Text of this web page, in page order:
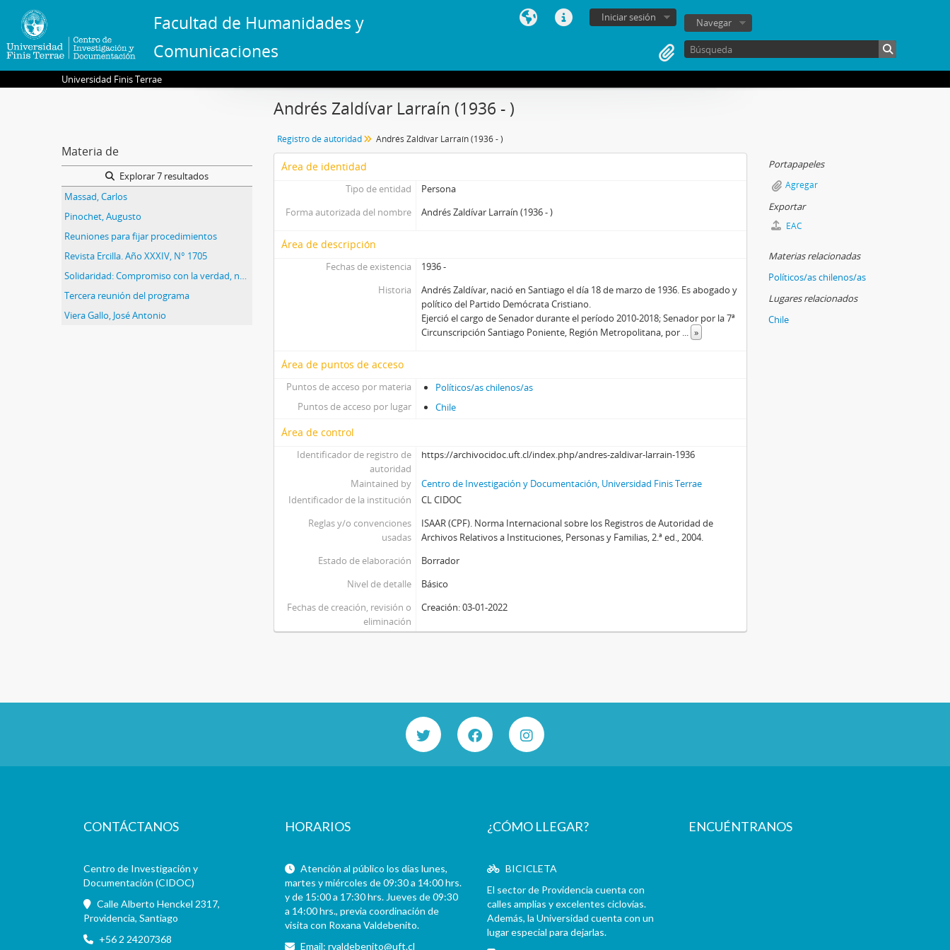
Facultad de Humanidades y
Comunicaciones
Iniciar sesión Navegar
Universidad Finis Terrae
Materia de
Explorar 7 resultados
Massad, Carlos
Pinochet, Augusto
Reuniones para fijar procedimientos
Revista Ercilla. Año XXXIV, N° 1705
Solidaridad: Compromiso con la verdad, núm., 153, año 7. Edición titulada No violencia activa: desafío para valientes
Tercera reunión del programa
Viera Gallo, José Antonio
Andrés Zaldívar Larraín (1936 - )
Registro de autoridad Andrés Zaldívar Larraín (1936 - )
Área de identidad
Tipo de entidad
Persona
Forma autorizada del nombre
Andrés Zaldívar Larraín (1936 - )
Área de descripción
Fechas de existencia
1936 -
Historia
Andrés Zaldívar, nació en Santiago el día 18 de marzo de 1936. Es abogado y
político del Partido Demócrata Cristiano.
Ejerció el cargo de Senador durante el período 2010-2018; Senador por la 7ª
Circunscripción Santiago Poniente, Región Metropolitana, por ... »
Área de puntos de acceso
Puntos de acceso por materia
Políticos/as chilenos/as
Puntos de acceso por lugar
Chile
Área de control
Identificador de registro de
autoridad
https://archivocidoc.uft.cl/index.php/andres-zaldivar-larrain-1936
Maintained by
Centro de Investigación y Documentación, Universidad Finis Terrae
Identificador de la institución
CL CIDOC
Reglas y/o convenciones
usadas
ISAAR (CPF). Norma Internacional sobre los Registros de Autoridad de
Archivos Relativos a Instituciones, Personas y Familias, 2.ª ed., 2004.
Estado de elaboración
Borrador
Nivel de detalle
Básico
Fechas de creación, revisión o
eliminación
Creación: 03-01-2022
Portapapeles
Agregar
Exportar
EAC
Materias relacionadas
Políticos/as chilenos/as
Lugares relacionados
Chile
CONTÁCTANOS
Centro de Investigación y
Documentación (CIDOC)
Calle Alberto Henckel 2317,
Providencia, Santiago
+56 2 24207368
HORARIOS
Atención al público los días lunes,
martes y miércoles de 09:30 a 14:00 hrs.
y de 15:00 a 17:30 hrs. Jueves de 09:30
a 14:00 hrs., previa coordinación de
visita con Roxana Valdebenito.
Email:rvaldebenito@uft.cl
¿CÓMO LLEGAR?
BICICLETA
El sector de Providencia cuenta con
calles amplias y excelentes ciclovías.
Además, la Universidad cuenta con un
lugar especial para dejarlas.
ENCUÉNTRANOS